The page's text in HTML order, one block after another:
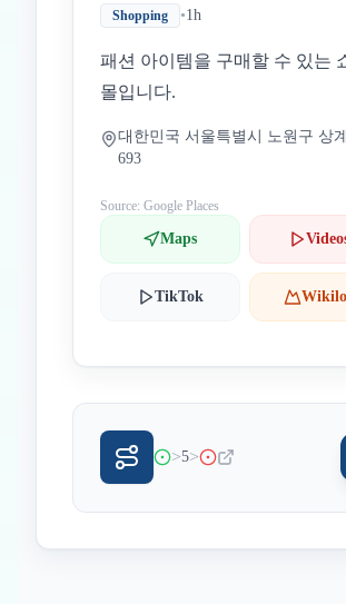
Shopping •1h
패션 아이템을 구매할 수 있는
몰입니다.
대한민국 서울특별시 노원구 상
693
Source: Google Places
Maps
TikTok
>5>